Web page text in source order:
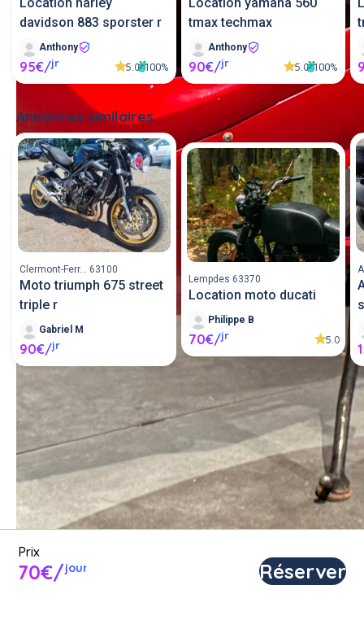
Réserver
Prix
70€/jour
davidson 883 sporster r
Anthony
95€/jr 5.0 100%
tmax techmax
Anthony
90€/jr 5.0 100%
Annonces similaires
Clermont-Ferr... 63100
Moto triumph 675 street
triple r
Gabriel M
90€/jr
Lempdes 63370
Location moto ducati
Philippe B
70€/jr 5.0
Louer une moto entre
particuliers ou proposer une
moto en location.
Poster une annonce